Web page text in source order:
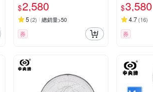
$2,580
5 (2) 總銷量>50
券
$3,580
4.7(16)
券